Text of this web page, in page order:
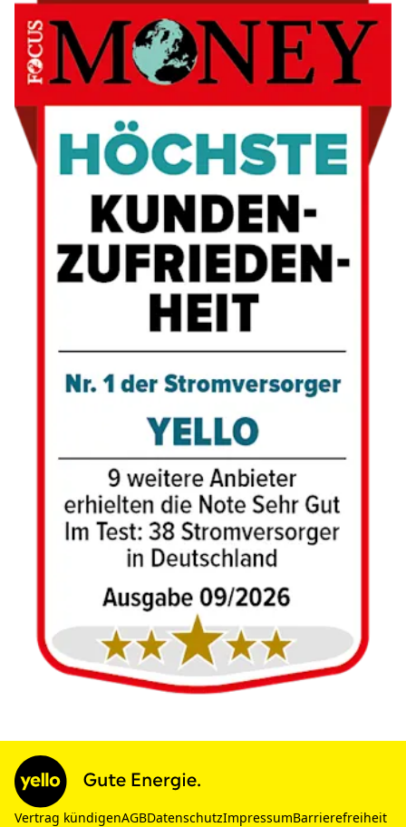
Vertrag kündigenAGBDatenschutzImpressumBarrierefreiheit